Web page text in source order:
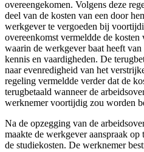
overeengekomen. Volgens deze
deel van de kosten van een door
werkgever te vergoeden bij
overeenkomst vermeldde de
waarin de werkgever baat heeft
kennis en vaardigheden. De
naar evenredigheid van het
regeling vermeldde verder dat de
terugbetaald wanneer de
werknemer voortijdig zou worden
Na de opzegging van de
maakte de werkgever aanspraak
de studiekosten. De werknemer